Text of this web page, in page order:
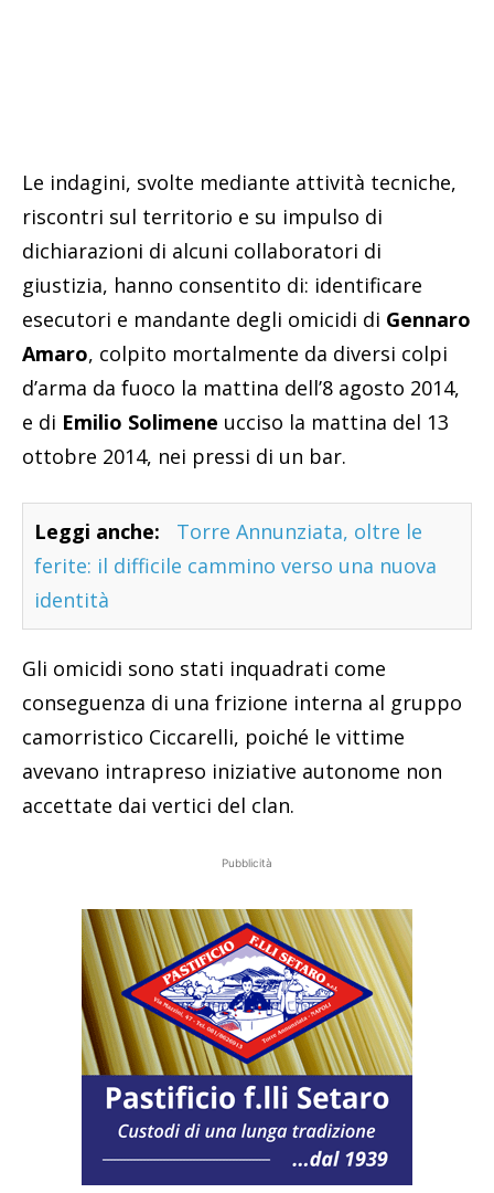
Le indagini, svolte mediante attività tecniche,
riscontri sul territorio e su impulso di
dichiarazioni di alcuni collaboratori di
giustizia, hanno consentito di: identificare
esecutori e mandante degli omicidi di Gennaro
Amaro, colpito mortalmente da diversi colpi
d’arma da fuoco la mattina dell’8 agosto 2014,
e di Emilio Solimene ucciso la mattina del 13
ottobre 2014, nei pressi di un bar.
Leggi anche:
Torre Annunziata, oltre le
ferite: il difficile cammino verso una nuova
identità
Gli omicidi sono stati inquadrati come
conseguenza di una frizione interna al gruppo
camorristico Ciccarelli, poiché le vittime
avevano intrapreso iniziative autonome non
accettate dai vertici del clan.
Pubblicità